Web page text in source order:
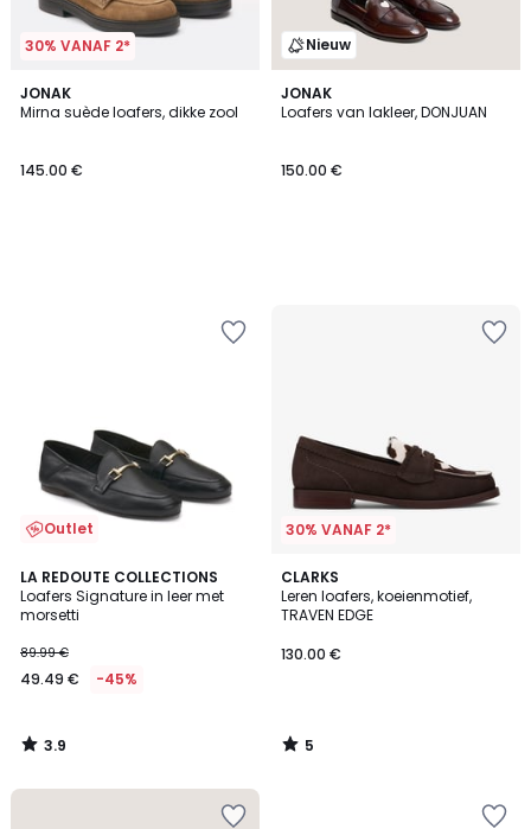
30% VANAF 2*
JONAK
Mirna suède loafers, dikke zool
145.00 €
Nieuw
JONAK
Loafers van lakleer, DONJUAN
150.00 €
Outlet
LA REDOUTE COLLECTIONS
Loafers Signature in leer met
morsetti
89.99 €
49.49 € -45%
3.9
/ 5
3.9
/
30% VANAF 2*
CLARKS
Leren loafers, koeienmotief,
TRAVEN EDGE
130.00 €
5
/
5
5
/